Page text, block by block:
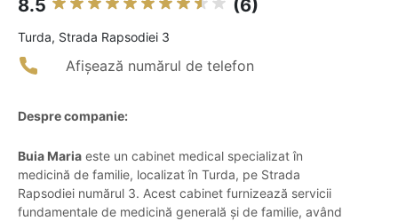
8.5 (6)
Turda, Strada Rapsodiei 3
Afișează numărul de telefon
Despre companie:
Buia Maria este un cabinet medical specializat în
medicină de familie, localizat în Turda, pe Strada
Rapsodiei numărul 3. Acest cabinet furnizează servicii
fundamentale de medicină generală și de familie, având